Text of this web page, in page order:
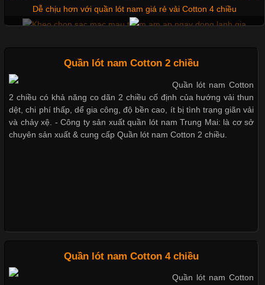
đơn vị lựa chọn hiện nay là sử dụng áo thun đồng phục công ty.
Không chỉ giúp tạo sự đồng bộ, áo thun
Chất Liệu Lycra Có Gì Đặc Biệt Trong Ngành Thời Trang?
Cập nhật 2026-05-27 17:03:46
Vải Lycra Là Gì? Chất Liệu Co Giãn Được Ưa Chuộng Trong
Chất Liệu Bamboo Xu Hướng Mới Trong Ngành Thời Trang
Cập nhật 2026-05-21 14:59:25
Mẫu quần short quần lót nam nữ hè thu 2017
Thị hiều quần lót nam bơi lội nam và nữ 2017
Xu hướng thời trang trẻ và quần lót nam giá sỉ
Quần lót nam Cotton 2 chiều
Quần lót nam Cotton
2 chiều có khả năng co dãn 2 chiều cố định của hướng vải thun
dệt, chi phí thấp, dể gia công, độ bền cao, ít bị tình trạng giãn vải
và chảy xệ. - Công ty sản xuất quần lót nam Trung Mai: là cơ sở
chuyên sản xuất & cung cấp Quần lót nam Cotton 2 chiều.
Quần lót nam Cotton 4 chiều
Quần lót nam Cotton